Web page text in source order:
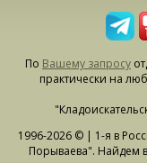
По Вашему запросу
практически на
1996-2026 © | 1-я в
Порываева". Найдем